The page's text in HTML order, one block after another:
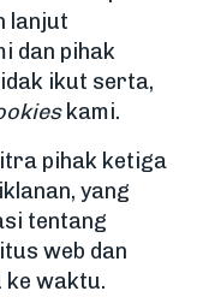
lanjut
dan pihak
ikut serta,
kami.
pihak ketiga
yang
tentang
web dan
ke waktu.